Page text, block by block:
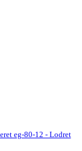
eg-80-12 - Lodret